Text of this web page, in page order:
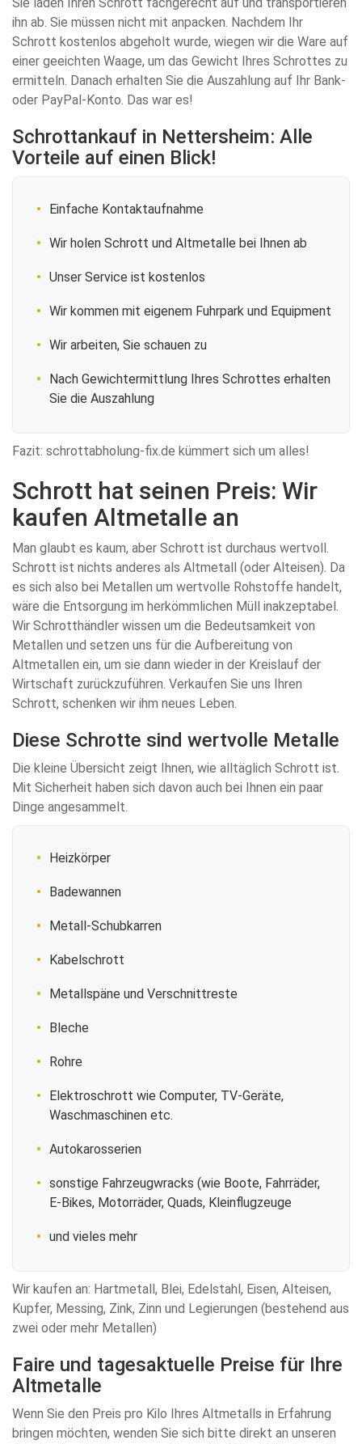
ihn ab. Sie müssen nicht mit anpacken. Nachdem Ihr
Schrott kostenlos abgeholt wurde, wiegen wir die Ware auf
einer geeichten Waage, um das Gewicht Ihres Schrottes zu
ermitteln. Danach erhalten Sie die Auszahlung auf Ihr Bank-
oder PayPal-Konto. Das war es!
Schrottankauf in Nettersheim: Alle
Vorteile auf einen Blick!
Einfache Kontaktaufnahme
Wir holen Schrott und Altmetalle bei Ihnen ab
Unser Service ist kostenlos
Wir kommen mit eigenem Fuhrpark und Equipment
Wir arbeiten, Sie schauen zu
Nach Gewichtermittlung Ihres Schrottes erhalten
Sie die Auszahlung
Fazit: schrottabholung-fix.de kümmert sich um alles!
Schrott hat seinen Preis: Wir
kaufen Altmetalle an
Man glaubt es kaum, aber Schrott ist durchaus wertvoll.
Schrott ist nichts anderes als Altmetall (oder Alteisen). Da
es sich also bei Metallen um wertvolle Rohstoffe handelt,
wäre die Entsorgung im herkömmlichen Müll inakzeptabel.
Wir Schrotthändler wissen um die Bedeutsamkeit von
Metallen und setzen uns für die Aufbereitung von
Altmetallen ein, um sie dann wieder in der Kreislauf der
Wirtschaft zurückzuführen. Verkaufen Sie uns Ihren
Schrott, schenken wir ihm neues Leben.
Diese Schrotte sind wertvolle Metalle
Die kleine Übersicht zeigt Ihnen, wie alltäglich Schrott ist.
Mit Sicherheit haben sich davon auch bei Ihnen ein paar
Dinge angesammelt.
Heizkörper
Badewannen
Metall-Schubkarren
Kabelschrott
Metallspäne und Verschnittreste
Bleche
Rohre
Elektroschrott wie Computer, TV-Geräte,
Waschmaschinen etc.
Autokarosserien
sonstige Fahrzeugwracks (wie Boote, Fahrräder,
E-Bikes, Motorräder, Quads, Kleinflugzeuge
und vieles mehr
Wir kaufen an: Hartmetall, Blei, Edelstahl, Eisen, Alteisen,
Kupfer, Messing, Zink, Zinn und Legierungen (bestehend aus
zwei oder mehr Metallen)
Faire und tagesaktuelle Preise für Ihre
Altmetalle
Wenn Sie den Preis pro Kilo Ihres Altmetalls in Erfahrung
bringen möchten, wenden Sie sich bitte direkt an unseren